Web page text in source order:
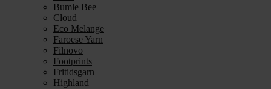
Bumle Bee
Cloud
Eco Melange
Faroese Yarn
Filnovo
Footprints
Fritidsgarn
Highland